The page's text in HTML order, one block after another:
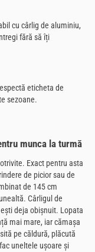
cu cârlig de aluminiu,
fără să îți
eticheta de
sezoane.
munca la turmă
Exact pentru asta
de picior sau de
de 145 cm
Cârligul de
deja obișnuit. Lopata
mai mare, iar cămașa
pe căldură, plăcută
uneltele ușoare și